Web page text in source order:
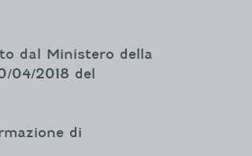
dal Ministero della
04/2018 del
di